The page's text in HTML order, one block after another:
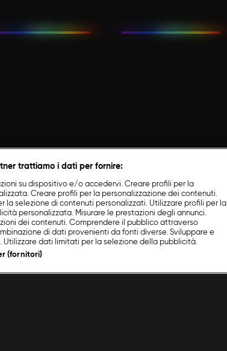
trattiamo i dati per fornire:
su dispositivo e/o accedervi. Creare profili per la
Creare profili per la personalizzazione dei contenuti.
la selezione di contenuti personalizzati. Utilizzare profili per la
personalizzata. Misurare le prestazioni degli annunci.
dei contenuti. Comprendere il pubblico attraverso
di dati provenienti da fonti diverse. Sviluppare e
Utilizzare dati limitati per la selezione della pubblicità.
(fornitori)